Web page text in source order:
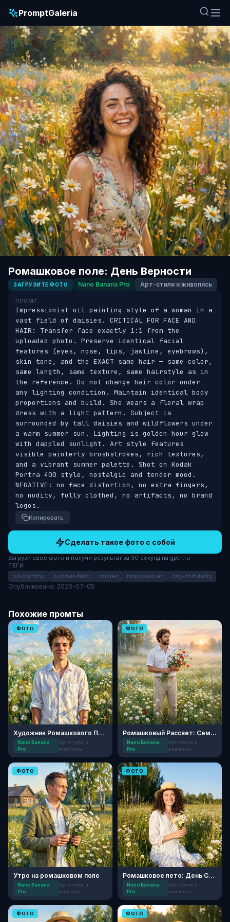
PromptGaleria
Ромашковое поле: День Верности
ЗАГРУЗИТЕ ФОТО Nano Banana Pro Арт-стили и живопись
ПРОМТ
Impressionist oil painting style of a woman in a
vast field of daisies. CRITICAL FOR FACE AND
HAIR: Transfer face exactly 1:1 from the
uploaded photo. Preserve identical facial
features (eyes, nose, lips, jawline, eyebrows),
skin tone, and the EXACT same hair — same color,
same length, same texture, same hairstyle as in
the reference. Do not change hair color under
any lighting condition. Maintain identical body
proportions and build. She wears a floral wrap
dress with a light pattern. Subject is
surrounded by tall daisies and wildflowers under
a warm summer sun. Lighting is golden hour glow
with dappled sunlight. Art style features
visible painterly brushstrokes, rich textures,
and a vibrant summer palette. Shot on Kodak
Portra 400 style, nostalgic and tender mood.
NEGATIVE: no face distortion, no extra fingers,
no nudity, fully clothed, no artifacts, no brand
logos.
Копировать
Сделать такое фото с собой
Загрузи своё фото и получи результат за 30 секунд на gptrf.ru
ТЕГИ
oil-painting summer-field daisies family-values day-of-fidelity
Опубликовано: 2026-07-05
Похожие промты
ФОТО
Художник Ромашкового Поля
Nano Banana
Pro
Арт-стили и
живопись
ФОТО
Ромашковый Рассвет: Семейная Идиллия
Nano Banana
Pro
Арт-стили и
живопись
ФОТО
Утро на ромашковом поле
Nano Banana
Pro
Арт-стили и
живопись
ФОТО
Ромашковое лето: День Семьи
Nano Banana
Pro
Арт-стили и
живопись
ФОТО ФОТО